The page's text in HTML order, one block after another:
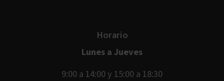
Horario
Lunes a Jueves
9:00 a 14:00 y 15:00 a 18:30